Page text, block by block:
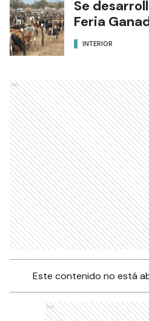
Se
Feria
INTERIOR
Ads
Este contenido no está
Ads